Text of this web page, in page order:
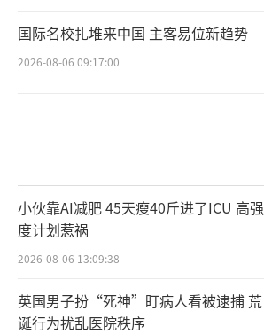
国际名校扎堆来中国 主客易位新趋势
2026-08-06 09:17:00
小伙靠AI减肥 45天瘦40斤进了ICU 高强
度计划惹祸
2026-08-06 13:09:38
英国男子扮“死神”盯病人看被逮捕 荒
诞行为扰乱医院秩序